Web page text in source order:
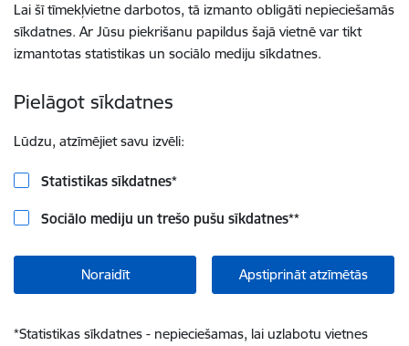
Lai šī tīmekļvietne darbotos, tā izmanto obligāti nepieciešamās
sīkdatnes. Ar Jūsu piekrišanu papildus šajā vietnē var tikt
izmantotas statistikas un sociālo mediju sīkdatnes.
Pielāgot sīkdatnes
Lūdzu, atzīmējiet savu izvēli:
Statistikas sīkdatnes*
Sociālo mediju un trešo pušu sīkdatnes**
Noraidīt Apstiprināt atzīmētās
*Statistikas sīkdatnes - nepieciešamas, lai uzlabotu vietnes